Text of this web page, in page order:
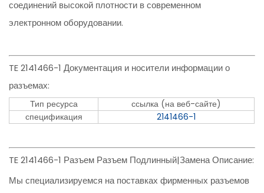
соединений высокой плотности в современном
электронном оборудовании.
TE 2141466-1 Документация и носители информации о
разъемах:
Тип ресурса
ссылка (на веб-сайте)
спецификация
2141466-1
TE 2141466-1 Разъем Разъем Подлинный|Замена Описание:
Мы специализируемся на поставках фирменных разъемов